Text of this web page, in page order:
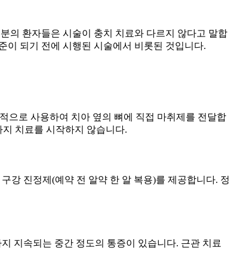
의 환자들은 시술이 충치 치료와 다르지 않다고 말합
이 되기 전에 시행된 시술에서 비롯된 것입니다.
으로 사용하여 치아 옆의 뼈에 직접 마취제를 전달합
치료를 시작하지 않습니다.
강 진정제(예약 전 알약 한 알 복용)를 제공합니다. 정
지속되는 중간 정도의 통증이 있습니다. 근관 치료